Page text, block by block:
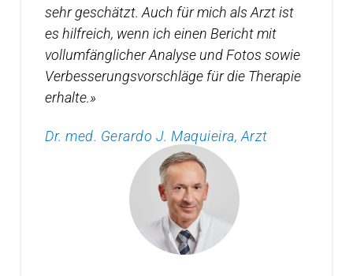
sehr geschätzt. Auch für mich als Arzt ist
es hilfreich, wenn ich einen Bericht mit
vollumfänglicher Analyse und Fotos sowie
Verbesserungsvorschläge für die Therapie
erhalte.»
Dr. med. Gerardo J. Maquieira, Arzt